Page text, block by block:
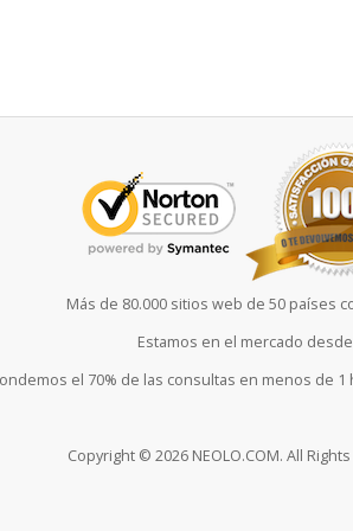
Más de 80.000 sitios web de 50 países
Estamos en el mercado desde
el 70% de las consultas en menos de 1
Copyright © 2026 NEOLO.COM. All